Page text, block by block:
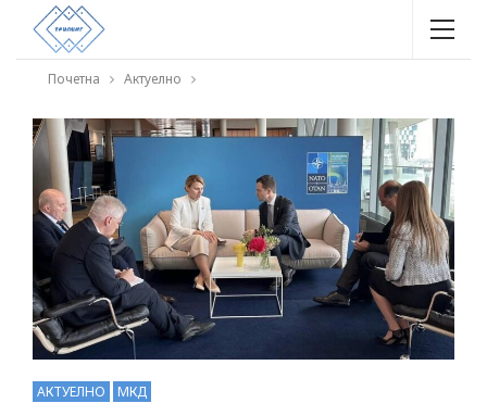
Почетна Актуелно
АКТУЕЛНО МКД